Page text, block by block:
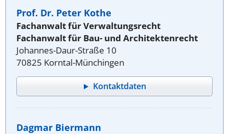
Prof. Dr. Peter Kothe
Fachanwalt für Verwaltungsrecht
Fachanwalt für Bau- und Architektenrecht
Johannes-Daur-Straße 10
70825 Korntal-Münchingen
Kontaktdaten
Dagmar Biermann